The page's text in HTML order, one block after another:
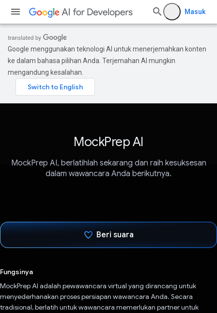
Masuk
Google menggunakan teknologi AI untuk menerjemahkan konten
ke dalam bahasa pilihan Anda. Terjemahan AI mungkin
mengandung kesalahan.
MockPrep AI
MockPrep AI, berlatihlah sekarang dan raih kesuksesan
dalam wawancara Anda berikutnya.
Beri suara
Fungsinya
MockPrep AI adalah pewawancara virtual yang dirancang untuk
menyederhanakan proses persiapan wawancara Anda. Secara
tradisional, berlatih untuk wawancara memerlukan partner untuk